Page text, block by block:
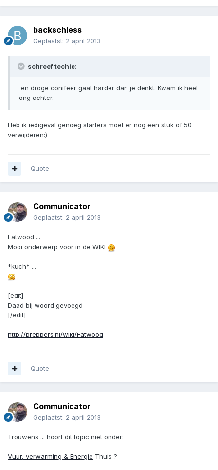
backschless
Geplaatst: 2 april 2013
schreef techie:
Een droge conifeer gaat harder dan je denkt. Kwam ik heel
jong achter.
Heb ik iedigeval genoeg starters moet er nog een stuk of 50
verwijderen:)
Quote
Communicator
Geplaatst: 2 april 2013
Fatwood ...
Mooi onderwerp voor in de WIKI
*kuch* ...
[edit]
Daad bij woord gevoegd
[/edit]
http://preppers.nl/wiki/Fatwood
Quote
Communicator
Geplaatst: 2 april 2013
Trouwens ... hoort dit topic niet onder:
Vuur, verwarming & Energie Thuis ?